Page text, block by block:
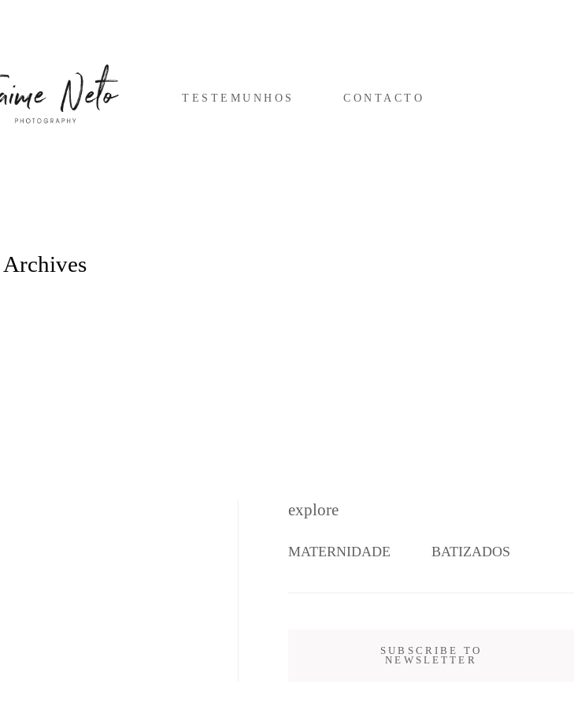
TESTEMUNHOS CONTACTO
Archives
explore
MATERNIDADE BATIZADOS
SUBSCRIBE TO
NEWSLETTER